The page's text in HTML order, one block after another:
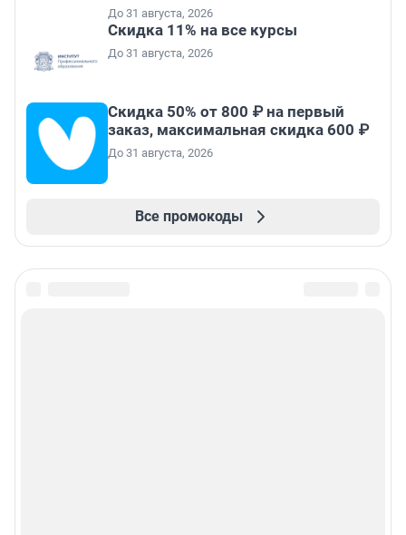
До 31 августа, 2026
Скидка 11% на все курсы
До 31 августа, 2026
Скидка 50% от 800 ₽ на первый
заказ, максимальная скидка 600 ₽
До 31 августа, 2026
Все промокоды